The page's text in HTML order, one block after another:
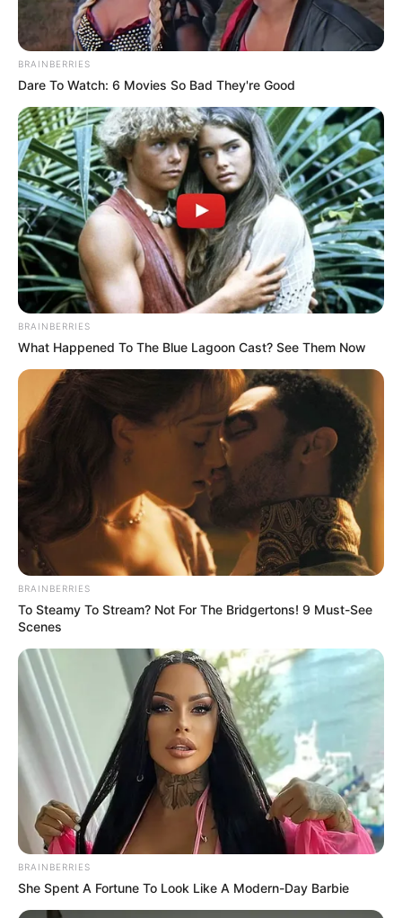
BRAINBERRIES
Dare To Watch: 6 Movies So Bad They're Good
BRAINBERRIES
What Happened To The Blue Lagoon Cast? See Them Now
BRAINBERRIES
To Steamy To Stream? Not For The Bridgertons! 9 Must-See
Scenes
BRAINBERRIES
She Spent A Fortune To Look Like A Modern-Day Barbie